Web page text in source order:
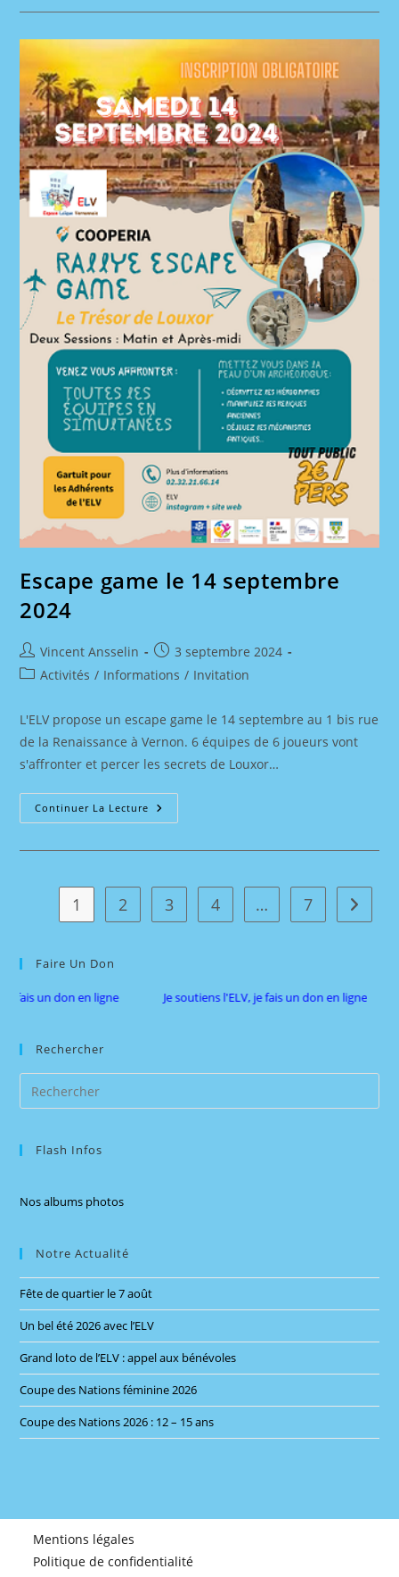
Le
11
Décembre
2024
Escape game le 14 septembre
2024
Auteur/autrice
de
Vincent Ansselin
Publication
publiée :
3 septembre 2024
PostActivités / Informations / Invitation
L'ELV propose un escape game le 14 septembre au 1 bis rue
de la Renaissance à Vernon. 6 équipes de 6 joueurs vont
s'affronter et percer les secrets de Louxor…
Continuer La Lecture Escape
Game
1 2 3 4 … 7 Aller à
Faire Un Don
un don en ligne Je soutiens l'ELV, je fais un don en ligne
Rechercher
Flash Infos
Nos albums photos
Notre Actualité
Fête de quartier le 7 août
Un bel été 2026 avec l’ELV
Grand loto de l’ELV : appel aux bénévoles
Coupe des Nations féminine 2026
Coupe des Nations 2026 : 12 – 15 ans
Mentions légales
Politique de confidentialité